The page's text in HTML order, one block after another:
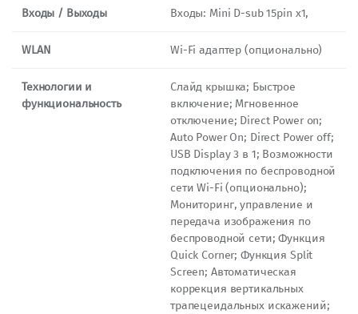
Входы / Выходы Входы: Mini D-sub 15pin x1,
WLAN Wi-Fi адаптер (опционально)
Технологии и
функциональность
Слайд крышка; Быстрое
включение; Мгновенное
отключение; Direct Power on;
Auto Power On; Direct Power off;
USB Display 3 в 1; Возможности
подключения по беспроводной
сети Wi-Fi (опционально);
Мониторинг, управление и
передача изображения по
беспроводной сети; Функция
Quick Corner; Функция Split
Screen; Автоматическая
коррекция вертикальных
трапецеидальных искажений;